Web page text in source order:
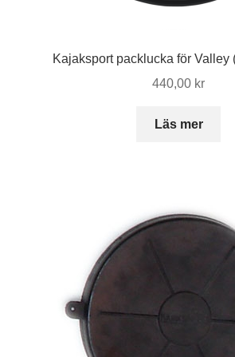
Kajaksport packlucka för Valley
440,00 kr
Läs mer